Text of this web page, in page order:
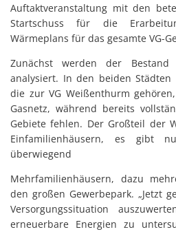
Auftaktveranstaltung mit den
Startschuss für die
Wärmeplans für das gesamte VG-
Zunächst werden der Bestand
analysiert. In den beiden
die zur VG Weißenthurm
Gasnetz, während bereits
Gebiete fehlen. Der Großteil der
Einfamilienhäusern, es gibt
überwiegend
Mehrfamilienhäusern, dazu
den großen Gewerbepark. „Jetzt
Versorgungssituation
erneuerbare Energien zu